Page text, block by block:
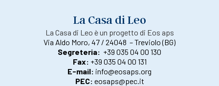
La Casa di Leo
La Casa di Leo è un progetto di Eos aps
Via Aldo Moro, 47 / 24048 – Treviolo (BG)
Segreteria: +39 035 04 00 130
Fax: +39 035 04 00 131
E-mail: info@eosaps.org
PEC: eosaps@pec.it